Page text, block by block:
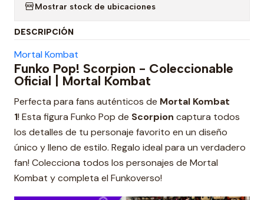
Mostrar stock de ubicaciones
DESCRIPCIÓN
Mortal Kombat
Funko Pop! Scorpion - Coleccionable
Oficial | Mortal Kombat
Perfecta para fans auténticos de Mortal Kombat
1! Esta figura Funko Pop de Scorpion captura todos
los detalles de tu personaje favorito en un diseño
único y lleno de estilo. Regalo ideal para un verdadero
fan! Colecciona todos los personajes de Mortal
Kombat y completa el Funkoverso!